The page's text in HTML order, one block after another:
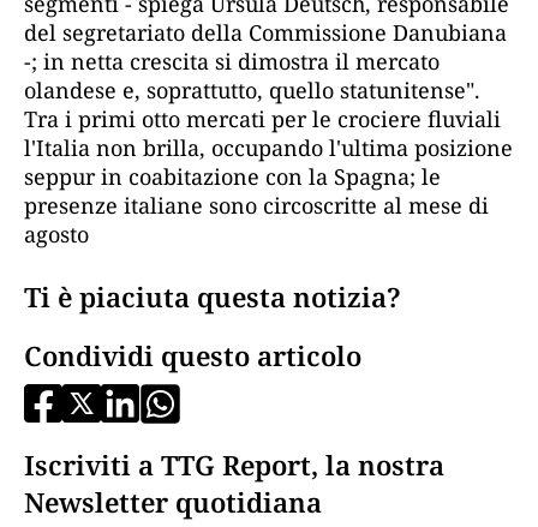
del segretariato della Commissione Danubiana
-; in netta crescita si dimostra il mercato
olandese e, soprattutto, quello statunitense".
Tra i primi otto mercati per le crociere fluviali
l'Italia non brilla, occupando l'ultima posizione
seppur in coabitazione con la Spagna; le
presenze italiane sono circoscritte al mese di
agosto
Ti è piaciuta questa notizia?
Condividi questo articolo
Iscriviti a TTG Report, la nostra
Newsletter quotidiana